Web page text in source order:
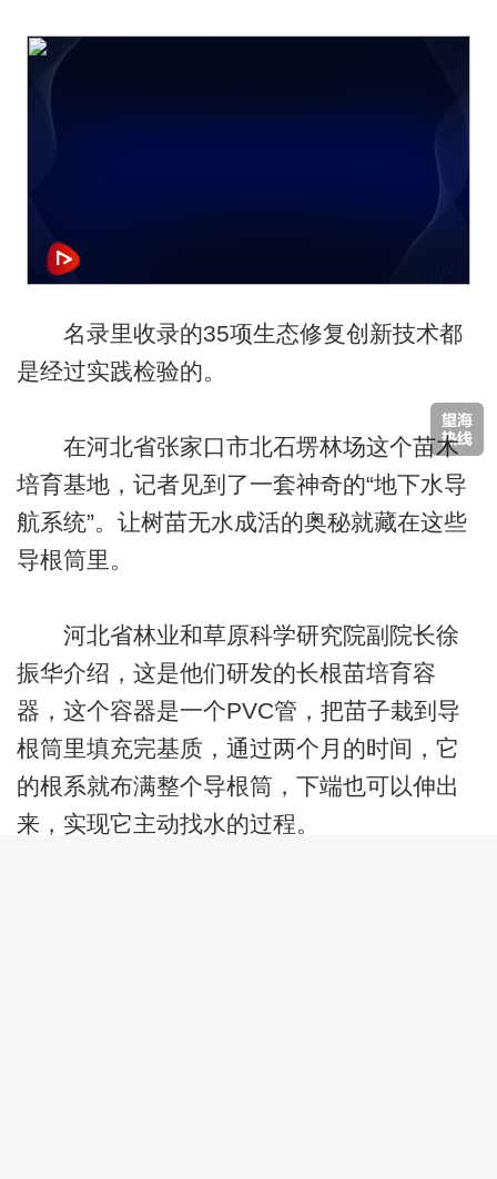
名录里收录的35项生态修复创新技术都
是经过实践检验的。
在河北省张家口市北石塄林场这个苗木
培育基地，记者见到了一套神奇的“地下水导
航系统”。让树苗无水成活的奥秘就藏在这些
导根筒里。
河北省林业和草原科学研究院副院长徐
振华介绍，这是他们研发的长根苗培育容
器，这个容器是一个PVC管，把苗子栽到导
根筒里填充完基质，通过两个月的时间，它
的根系就布满整个导根筒，下端也可以伸出
来，实现它主动找水的过程。